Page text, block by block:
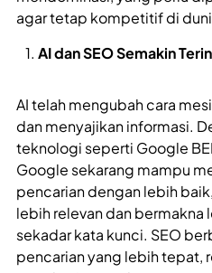
agar tetap kompetitif di
AI dan SEO Semakin
AI telah mengubah cara
dan menyajikan informasi.
teknologi seperti Google
Google sekarang mampu
pencarian dengan lebih
lebih relevan dan
sekadar kata kunci. SEO
pencarian yang lebih tepat,